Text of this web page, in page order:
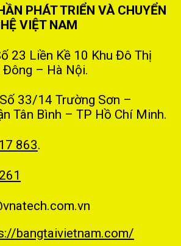
PHÁT TRIỂN VÀ CHUYỂN
VIỆT NAM
23 Liền Kề 10 Khu Đô Thị
– Hà Nội.
33/14 Trường Sơn –
Tân Bình – TP Hồ Chí Minh.
863.
bangtaivietnam.com/